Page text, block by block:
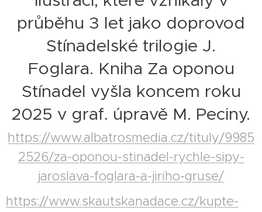
průběhu 3 let jako doprovod
Stínadelské trilogie J.
Foglara. Kniha Za oponou
Stínadel vyšla koncem roku
2025 v graf. úpravě M. Peciny.
https://www.albatrosmedia.cz/tituly/9985
2526/za-oponou-stinadel-rychle-sipy-
jaroslava-foglara-a-jiriho-gruse/
https://www.skautskanadace.cz/kupte-